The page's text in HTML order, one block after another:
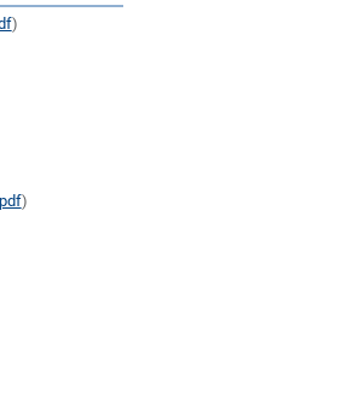
)
)